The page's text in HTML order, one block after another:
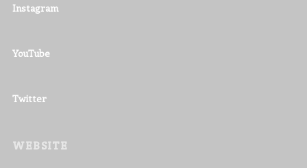
Instagram
YouTube
Twitter
WEBSITE